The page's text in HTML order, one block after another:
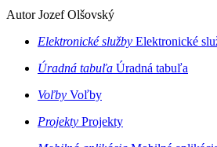
Autor Jozef Olšovský
Elektronické služby Elektronické
Úradná tabuľa Úradná tabuľa
Voľby Voľby
Projekty Projekty